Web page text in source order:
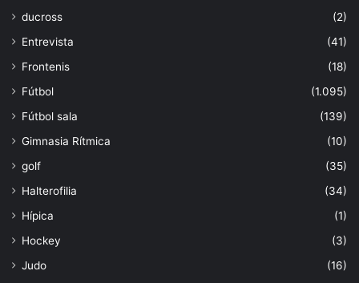
ducross
(2)
Entrevista
(41)
Frontenis
(18)
Fútbol
(1.095)
Fútbol sala
(139)
Gimnasia Rítmica
(10)
golf
(35)
Halterofilia
(34)
Hípica
(1)
Hockey
(3)
Judo
(16)